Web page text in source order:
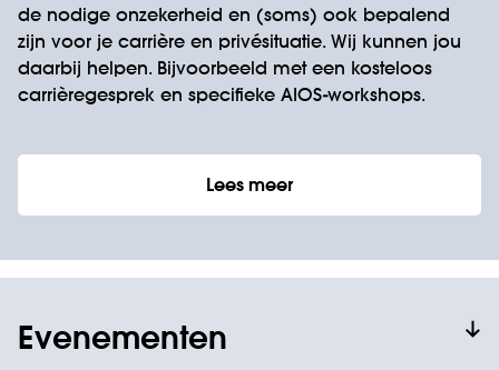
de nodige onzekerheid en (soms) ook bepalend
zijn voor je carrière en privésituatie. Wij kunnen jou
daarbij helpen. Bijvoorbeeld met een kosteloos
carrièregesprek en specifieke AIOS-workshops.
Lees meer
Evenementen